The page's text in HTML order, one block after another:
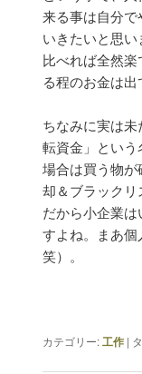
来る事は自分
いきたいと思
比べれば全然
る程のお金は出
ちなみに実は
転資金」とい
場合は買う物
却＆ブラック
だから小企業
すよね。まあ
笑）。
カテゴリー:工作 |